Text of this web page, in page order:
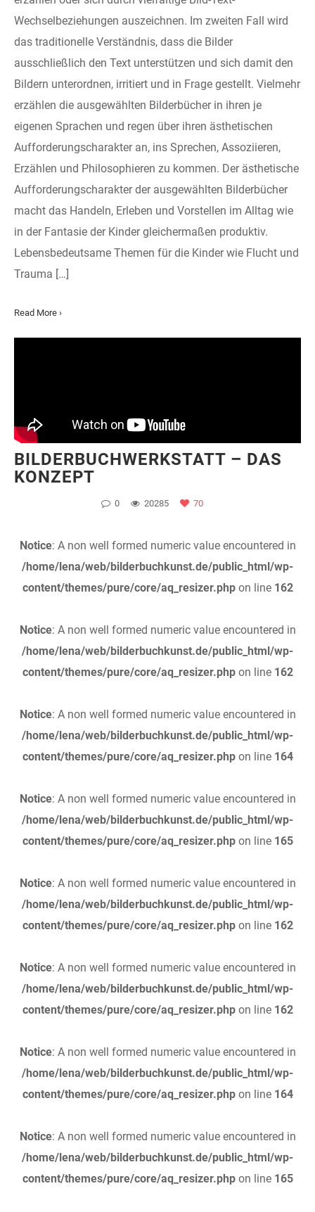
Wechselbeziehungen auszeichnen. Im zweiten Fall wird
das traditionelle Verständnis, dass die Bilder
ausschließlich den Text unterstützen und sich damit den
Bildern unterordnen, irritiert und in Frage gestellt. Vielmehr
erzählen die ausgewählten Bilderbücher in ihren je
eigenen Sprachen und regen über ihren ästhetischen
Aufforderungscharakter an, ins Sprechen, Assoziieren,
Erzählen und Philosophieren zu kommen. Der ästhetische
Aufforderungscharakter der ausgewählten Bilderbücher
macht das Handeln, Erleben und Vorstellen im Alltag wie
in der Fantasie der Kinder gleichermaßen produktiv.
Lebensbedeutsame Themen für die Kinder wie Flucht und
Trauma […]
Read More ›
BILDERBUCHWERKSTATT – DAS
KONZEPT
0 20285 70
Notice: A non well formed numeric value encountered in
/home/lena/web/bilderbuchkunst.de/public_html/wp-
content/themes/pure/core/aq_resizer.phpon line 162
Notice: A non well formed numeric value encountered in
/home/lena/web/bilderbuchkunst.de/public_html/wp-
content/themes/pure/core/aq_resizer.phpon line 162
Notice: A non well formed numeric value encountered in
/home/lena/web/bilderbuchkunst.de/public_html/wp-
content/themes/pure/core/aq_resizer.phpon line 164
Notice: A non well formed numeric value encountered in
/home/lena/web/bilderbuchkunst.de/public_html/wp-
content/themes/pure/core/aq_resizer.phpon line 165
Notice: A non well formed numeric value encountered in
/home/lena/web/bilderbuchkunst.de/public_html/wp-
content/themes/pure/core/aq_resizer.phpon line 162
Notice: A non well formed numeric value encountered in
/home/lena/web/bilderbuchkunst.de/public_html/wp-
content/themes/pure/core/aq_resizer.phpon line 162
Notice: A non well formed numeric value encountered in
/home/lena/web/bilderbuchkunst.de/public_html/wp-
content/themes/pure/core/aq_resizer.phpon line 164
Notice: A non well formed numeric value encountered in
/home/lena/web/bilderbuchkunst.de/public_html/wp-
content/themes/pure/core/aq_resizer.phpon line 165